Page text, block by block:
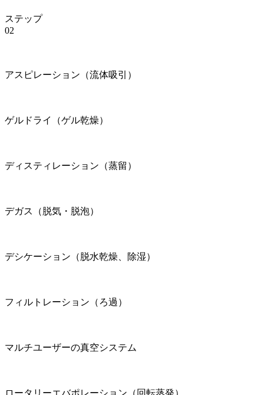
ステップ
02
アスピレーション（流体吸引）
ゲルドライ（ゲル乾燥）
ディスティレーション（蒸留）
デガス（脱気・脱泡）
デシケーション（脱水乾燥、除湿）
フィルトレーション（ろ過）
マルチユーザーの真空システム
ロータリーエバポレーション（回転蒸発）